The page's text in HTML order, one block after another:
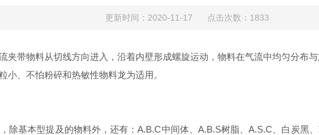
更新时间：2020-11-17 点击次数：1833
夹带物料从切线方向进入，沿着内壁形成螺旋运动，物料在气流中均匀分布
、不怕粉碎和热敏性物料龙为适用。
除基本型提及的物料外，还有：A.B.C中间体、A.B.S树脂、A.S.C、白炭黑